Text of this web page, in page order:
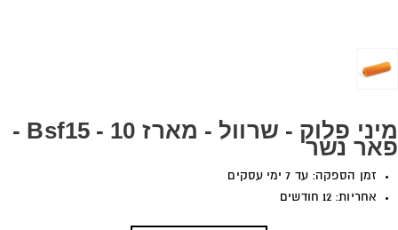
מיני פלוק - שרוול - מארז 10 - Bsf15 -
פאר נשר
זמן הספקה: עד 7 ימי עסקים
אחריות: 12 חודשים